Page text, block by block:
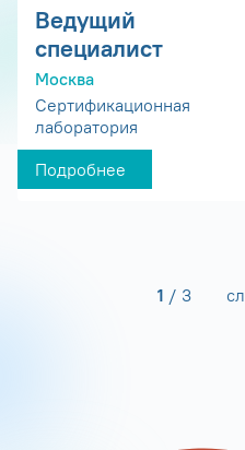
Ведущий
специалист
Москва
Сертификационная
лаборатория
Подробнее
1 3